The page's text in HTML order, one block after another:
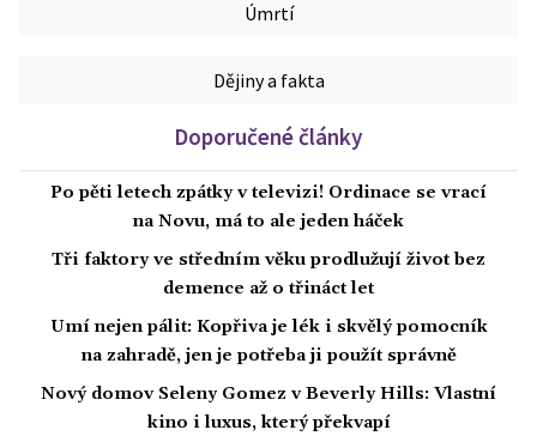
Úmrtí
Dějiny a fakta
Doporučené články
Po pěti letech zpátky v televizi! Ordinace se vrací
na Novu, má to ale jeden háček
Tři faktory ve středním věku prodlužují život bez
demence až o třináct let
Umí nejen pálit: Kopřiva je lék i skvělý pomocník
na zahradě, jen je potřeba ji použít správně
Nový domov Seleny Gomez v Beverly Hills: Vlastní
kino i luxus, který překvapí